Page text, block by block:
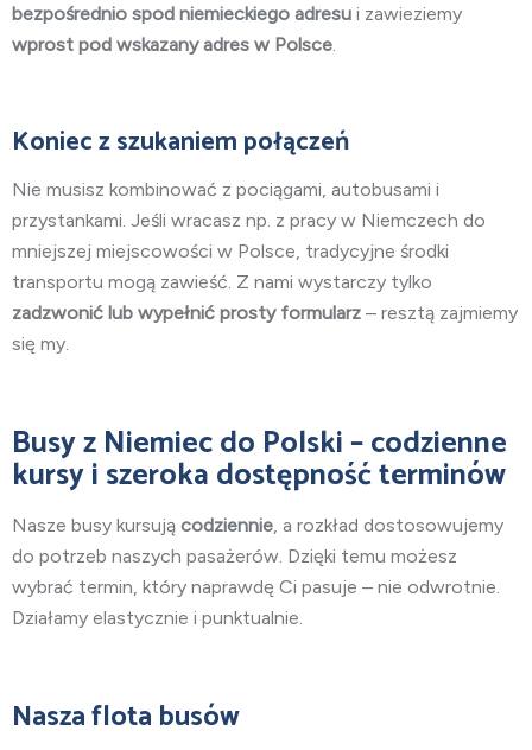
bezpośrednio spod niemieckiego adresu i zawieziemy
wprost pod wskazany adres w Polsce
Koniec z szukaniem połączeń
Nie musisz kombinować z pociągami, autobusami i
przystankami. Jeśli wracasz np. z pracy w Niemczech do
mniejszej miejscowości w Polsce, tradycyjne środki
transportu mogą zawieść. Z nami wystarczy tylko
zadzwonić lub wypełnić prosty formularz – resztą zajmiemy
się my.
Busy z Niemiec do Polski – codzienne
kursy i szeroka dostępność terminów
Nasze busy kursują codziennie , a rozkład dostosowujemy
do potrzeb naszych pasażerów. Dzięki temu możesz
wybrać termin, który naprawdę Ci pasuje – nie odwrotnie.
Działamy elastycznie i punktualnie.
Nasza flota busów